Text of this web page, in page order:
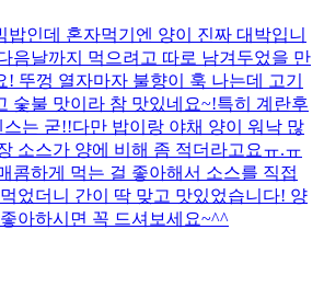
밥인데 혼자먹기엔 양이 진짜 대박입니
음날까지 먹으려고 따로 남겨두었을 만
뚜껑 열자마자 불향이 훅 나는데 고기
숯불 맛이라 참 맛있네요~!특히 계란후
는 굳!! ​다만 밥이랑 야채 양이 워낙 많
소스가 양에 비해 좀 적더라고요ㅠ.ㅠ
콤하게 먹는 걸 좋아해서 소스를 직접
었더니 간이 딱 맞고 맛있었습니다! 양
아하시면 꼭 드셔보세요~^^